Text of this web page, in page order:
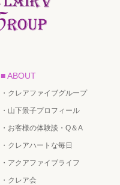
■ ABOUT
・クレアファイブグループ
・山下景子プロフィール
・お客様の体験談・Q＆A
・クレアハートな毎日
・アクアファイブライフ
・クレア会